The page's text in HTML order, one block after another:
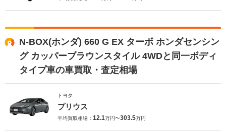
N-BOX(ホンダ) 660 G EX ターボ ホンダセンシン
グ カッパーブラウンスタイル 4WDと同一ボディ
タイプ車の車買取・査定相場
トヨタ
プリウス
平均買取相場： 12.1万円〜303.5万円